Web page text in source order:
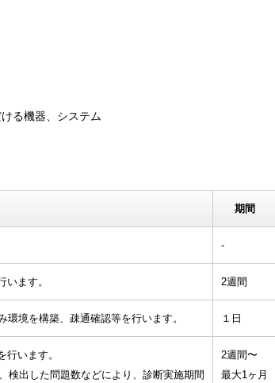
る機器、システム
期間
-
ます。 2週間
境を構築、疎通確認等を行います。 １日
います。
検出した問題数などにより、診断実施期間
2週間〜
最大1ヶ月